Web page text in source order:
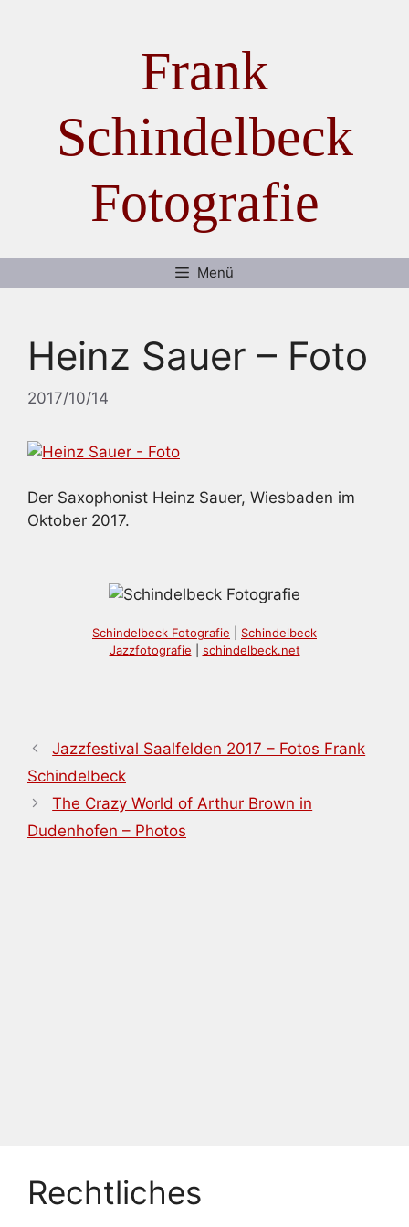
Frank
Schindelbeck
Fotografie
Menü
Heinz Sauer – Foto
2017/10/14
Der Saxophonist Heinz Sauer, Wiesbaden im
Oktober 2017.
Schindelbeck Fotografie
Schindelbeck
Jazzfotografie
schindelbeck.net
Jazzfestival Saalfelden 2017 – Fotos Frank
Schindelbeck
The Crazy World of Arthur Brown in
Dudenhofen – Photos
Rechtliches